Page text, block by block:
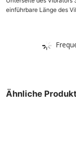
einführbare Länge des
Ähnliche